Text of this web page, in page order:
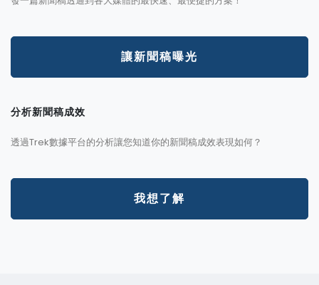
讓新聞稿曝光
分析新聞稿成效
透過Trek數據平台的分析讓您知道你的新聞稿成效表現如何？
我想了解